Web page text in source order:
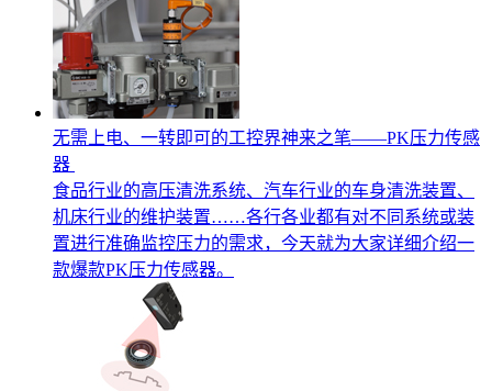
无需上电、一转即可的工控界神来之笔——PK压力传感
器
食品行业的高压清洗系统、汽车行业的车身清洗装置、
机床行业的维护装置……各行各业都有对不同系统或装
置进行准确监控压力的需求，今天就为大家详细介绍一
款爆款PK压力传感器。